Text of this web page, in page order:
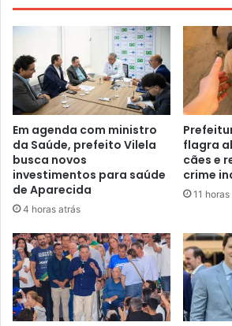
Em agenda com ministro
da Saúde, prefeito Vilela
busca novos
investimentos para saúde
de Aparecida
4 horas atrás
flagra
cães e
crime
11